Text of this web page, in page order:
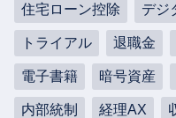
住宅ローン控除 デジ
トライアル 退職金
電子書籍 暗号資産
内部統制 経理AX